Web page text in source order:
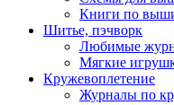
Книги по
Шитье, пэчворк
Любимые
Мягкие
Кружевоплетение
Журналы по